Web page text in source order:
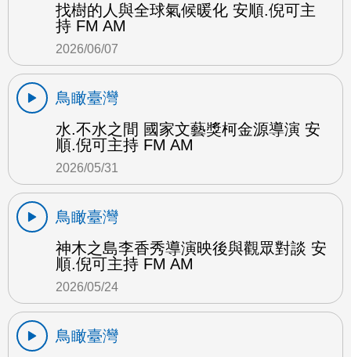
找樹的人與全球氣候暖化 安順.倪可主
持 FM AM
2026/06/07
鳥瞰臺灣
水.不水之間 國家文藝獎柯金源導演 安
順.倪可主持 FM AM
2026/05/31
鳥瞰臺灣
神木之島李香秀導演映後與觀眾對談 安
順.倪可主持 FM AM
2026/05/24
鳥瞰臺灣